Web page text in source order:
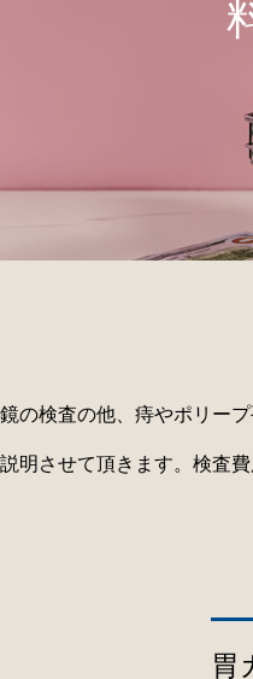
の検査の他、痔やポリー
明させて頂きます。検査
胃